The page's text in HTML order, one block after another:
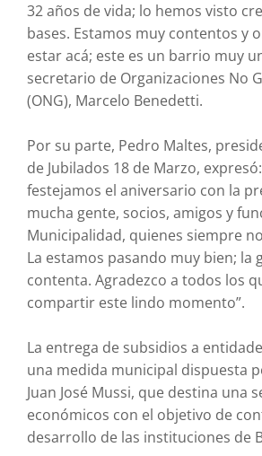
32 años de vida; lo hemos visto
bases. Estamos muy contentos y
estar acá; este es un barrio muy
secretario de Organizaciones No
(ONG), Marcelo Benedetti.
Por su parte, Pedro Maltes,
de Jubilados 18 de Marzo,
festejamos el aniversario con la
mucha gente, socios, amigos y
Municipalidad, quienes siempre
La estamos pasando muy bien; la
contenta. Agradezco a todos los
compartir este lindo momento”.
La entrega de subsidios a
una medida municipal dispuesta
Juan José Mussi, que destina una
económicos con el objetivo de
desarrollo de las instituciones de